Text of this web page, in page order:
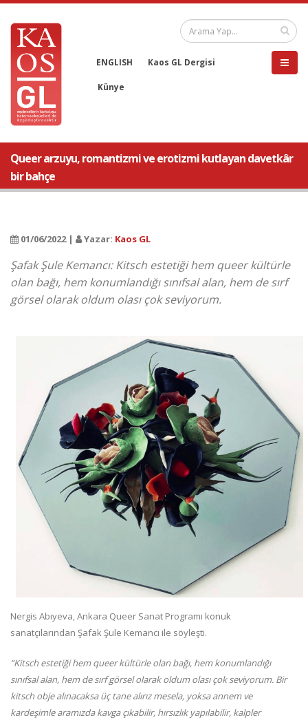
ENGLISH Kaos GL Dergisi
Künye
Queer arzuyu, romantizmi ve erotizmi kutlayan davetkâr
bir bahçe
01/06/2022 | Yazar: Kaos GL
Şafak Şule Kemancı: Kitsch estetiği hem queer kültürle
olan bağı, hem konumlandığı sınıfsal alan, hem de sırf
görsel olarak oldum olası çok seviyorum.
Nergis Abıyeva, Ankara Queer Sanat Programı konuk
sanatçılarından Şafak Şule Kemancı ile söyleşti.
“Kitsch estetiği hem queer kültürle olan bağı, hem konumlandığı
sınıfsal alan, hem de sırf görsel olarak oldum olası çok seviyorum. Bir
kitsch obje alınacaksa üç tane alırız mesela, yoksa annem ve
kardeşimle aramızda kavga çıkabilir, hırsızlık yapılabilir, kalpler